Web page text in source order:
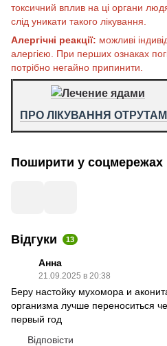
токсичний вплив на ці органи
слід уникати такого лікування.
Алергічні реакції: можливі
алергією. При перших ознаках
потрібно негайно припинити.
ПРО ЛІКУВАННЯ
Поширити у соцмережах
Відгуки 13
Анна
21.09.2025 в 20:38
Беру настойку мухомора и
организма лучше переноситься
первый год
Відповісти